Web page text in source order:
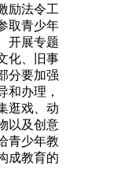
励法令工
取青少年
开展专题
化、旧事
分要加强
和办理，
逛戏、动
以及创意
青少年教
成教育的